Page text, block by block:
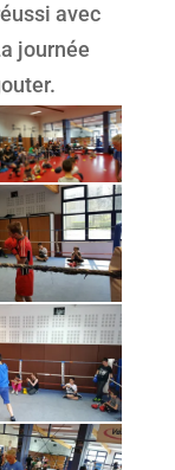
avec
journée